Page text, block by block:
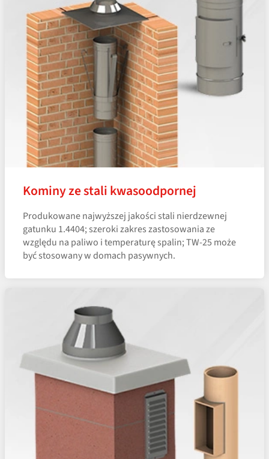
Kominy ze stali kwasoodpornej
Produkowane najwyższej jakości stali nierdzewnej
gatunku 1.4404; szeroki zakres zastosowania ze
względu na paliwo i temperaturę spalin; TW-25 może
być stosowany w domach pasywnych.